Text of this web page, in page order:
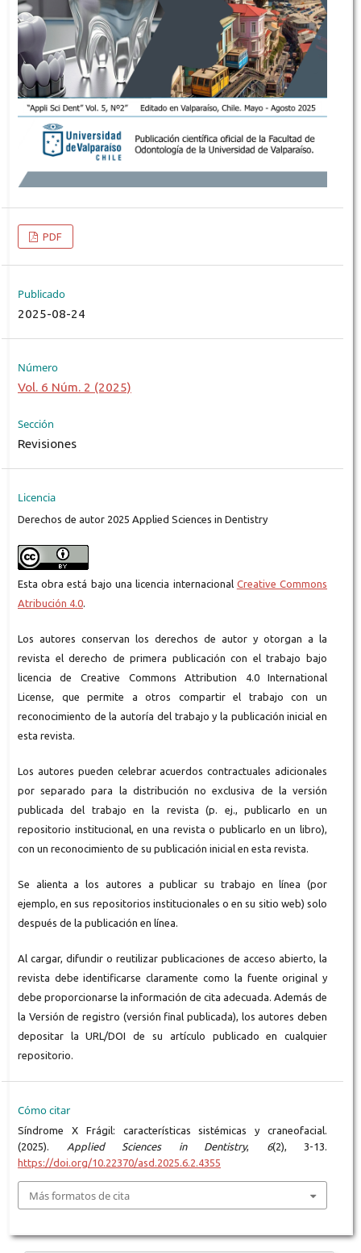
PDF
Publicado
2025-08-24
Número
Vol. 6 Núm. 2 (2025)
Sección
Revisiones
Licencia
Derechos de autor 2025 Applied Sciences in Dentistry
Esta obra está bajo una licencia internacional Creative Commons
Atribución 4.0.
Los autores conservan los derechos de autor y otorgan a la
revista el derecho de primera publicación con el trabajo bajo
licencia de Creative Commons Attribution 4.0 International
License, que permite a otros compartir el trabajo con un
reconocimiento de la autoría del trabajo y la publicación inicial en
esta revista.
Los autores pueden celebrar acuerdos contractuales adicionales
por separado para la distribución no exclusiva de la versión
publicada del trabajo en la revista (p. ej., publicarlo en un
repositorio institucional, en una revista o publicarlo en un libro),
con un reconocimiento de su publicación inicial en esta revista.
Se alienta a los autores a publicar su trabajo en línea (por
ejemplo, en sus repositorios institucionales o en su sitio web) solo
después de la publicación en línea.
Al cargar, difundir o reutilizar publicaciones de acceso abierto, la
revista debe identificarse claramente como la fuente original y
debe proporcionarse la información de cita adecuada. Además de
la Versión de registro (versión final publicada), los autores deben
depositar la URL/DOI de su artículo publicado en cualquier
repositorio.
Cómo citar
Síndrome X Frágil: características sistémicas y craneofacial.
(2025).
Applied Sciences in Dentistry, 6(2), 3-13.
https://doi.org/10.22370/asd.2025.6.2.4355
Más formatos de cita